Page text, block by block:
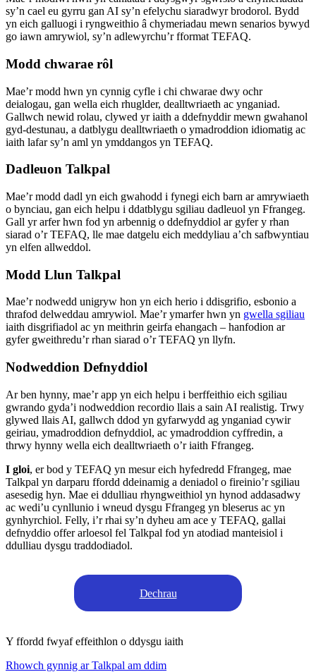
sy’n cael eu gyrru gan AI sy’n efelychu siaradwyr brodorol. Bydd
yn eich galluogi i ryngweithio â chymeriadau mewn senarios bywyd
go iawn amrywiol, sy’n adlewyrchu’r fformat TEFAQ.
Modd chwarae rôl
Mae’r modd hwn yn cynnig cyfle i chi chwarae dwy ochr
deialogau, gan wella eich rhuglder, dealltwriaeth ac ynganiad.
Gallwch newid rolau, clywed yr iaith a ddefnyddir mewn gwahanol
gyd-destunau, a datblygu dealltwriaeth o ymadroddion idiomatig ac
iaith lafar sy’n aml yn ymddangos yn TEFAQ.
Dadleuon Talkpal
Mae’r modd dadl yn eich gwahodd i fynegi eich barn ar amrywiaeth
o bynciau, gan eich helpu i ddatblygu sgiliau dadleuol yn Ffrangeg.
Gall yr arfer hwn fod yn arbennig o ddefnyddiol ar gyfer y rhan
siarad o’r TEFAQ, lle mae datgelu eich meddyliau a’ch safbwyntiau
yn elfen allweddol.
Modd Llun Talkpal
Mae’r nodwedd unigryw hon yn eich herio i ddisgrifio, esbonio a
thrafod delweddau amrywiol. Mae’r ymarfer hwn yn gwella sgiliau
iaith disgrifiadol ac yn meithrin geirfa ehangach – hanfodion ar
gyfer gweithredu’r rhan siarad o’r TEFAQ yn llyfn.
Nodweddion Defnyddiol
Ar ben hynny, mae’r app yn eich helpu i berffeithio eich sgiliau
gwrando gyda’i nodweddion recordio llais a sain AI realistig. Trwy
glywed llais AI, gallwch ddod yn gyfarwydd ag ynganiad cywir
geiriau, ymadroddion defnyddiol, ac ymadroddion cyffredin, a
thrwy hynny wella eich dealltwriaeth o’r iaith Ffrangeg.
I gloi, er bod y TEFAQ yn mesur eich hyfedredd Ffrangeg, mae
Talkpal yn darparu ffordd ddeinamig a deniadol o fireinio’r sgiliau
asesedig hyn. Mae ei ddulliau rhyngweithiol yn hynod addasadwy
ac wedi’u cynllunio i wneud dysgu Ffrangeg yn bleserus ac yn
gynhyrchiol. Felly, i’r rhai sy’n dyheu am ace y TEFAQ, gallai
defnyddio offer arloesol fel Talkpal fod yn atodiad manteisiol i
ddulliau dysgu traddodiadol.
Dechrau
Y ffordd fwyaf effeithlon o ddysgu iaith
Rhowch gynnig ar Talkpal am ddim